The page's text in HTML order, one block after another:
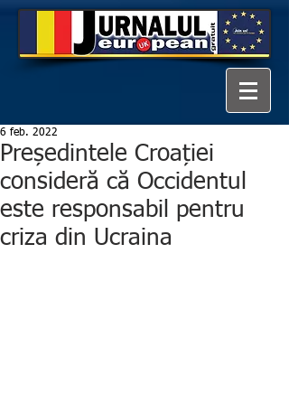
Președintele Croației
consideră că Occidentul
este responsabil pentru
criza din Ucraina
6 feb. 2022